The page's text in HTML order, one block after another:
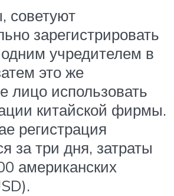
советуют
зарегистрировать
учредителем в
это же
лицо использовать
китайской фирмы.
регистрация
за три дня, затраты
американских